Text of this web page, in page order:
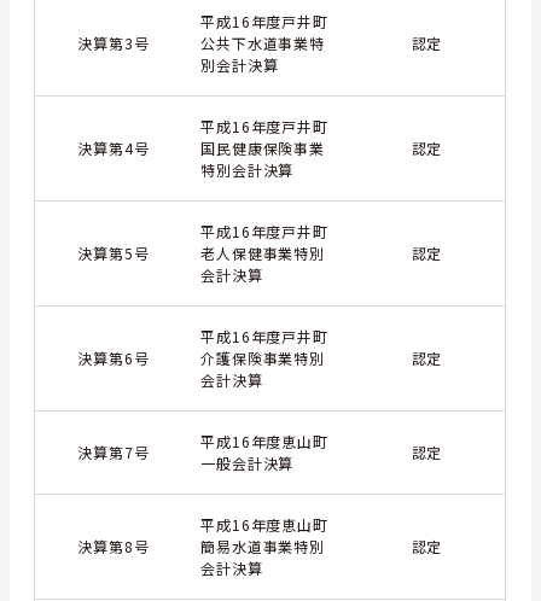
決算第3号
平成16年度戸井町
公共下水道事業特
別会計決算
認定
決算第4号
平成16年度戸井町
国民健康保険事業
特別会計決算
認定
決算第5号
平成16年度戸井町
老人保健事業特別
会計決算
認定
決算第6号
平成16年度戸井町
介護保険事業特別
会計決算
認定
決算第7号
平成16年度恵山町
一般会計決算
認定
決算第8号
平成16年度恵山町
簡易水道事業特別
会計決算
認定